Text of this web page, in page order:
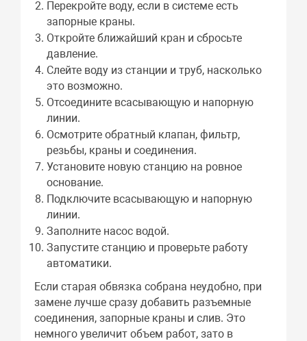
Перекройте воду, если в системе есть
запорные краны.
Откройте ближайший кран и сбросьте
давление.
Слейте воду из станции и труб, насколько
это возможно.
Отсоедините всасывающую и напорную
линии.
Осмотрите обратный клапан, фильтр,
резьбы, краны и соединения.
Установите новую станцию на ровное
основание.
Подключите всасывающую и напорную
линии.
Заполните насос водой.
Запустите станцию и проверьте работу
автоматики.
Если старая обвязка собрана неудобно, при
замене лучше сразу добавить разъемные
соединения, запорные краны и слив. Это
немного увеличит объем работ, зато в